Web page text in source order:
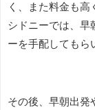
く、また料金も高
シドニーでは、早
ーを手配してもら
その後、早朝出発